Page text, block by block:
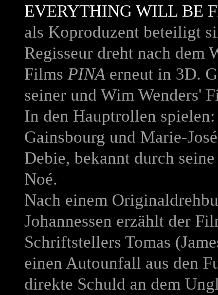
EVERYTHING WILL BE
als Koproduzent beteiligt
Regisseur dreht nach dem
Films PINAerneut in 3D.
seiner und Wim Wenders'
In den Hauptrollen
Gainsbourg und Marie-
Debie, bekannt durch
Noé.
Nach einem
Johannessen erzählt der
Schriftstellers Tomas
einen Autounfall aus den
direkte Schuld an dem